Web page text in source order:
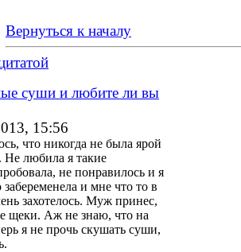
Вернуться к началу
суши и любите ли вы
15:56
что никогда не была ярой
любила я такие
не понравилось и я
и мне что то в
захотелось. Муж принес,
щеки. Аж не знаю, что на
я не прочь скушать суши,